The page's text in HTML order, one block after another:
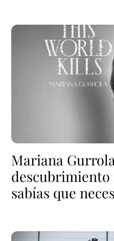
Mariana
descubrimiento
sabías que